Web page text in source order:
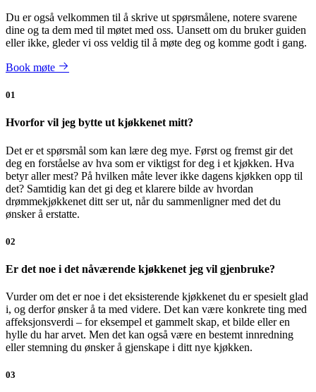
Du er også velkommen til å skrive ut spørsmålene, notere svarene
dine og ta dem med til møtet med oss. Uansett om du bruker guiden
eller ikke, gleder vi oss veldig til å møte deg og komme godt i gang.
Book møte
01
Hvorfor vil jeg bytte ut kjøkkenet mitt?
Det er et spørsmål som kan lære deg mye. Først og fremst gir det
deg en forståelse av hva som er viktigst for deg i et kjøkken. Hva
betyr aller mest? På hvilken måte lever ikke dagens kjøkken opp til
det? Samtidig kan det gi deg et klarere bilde av hvordan
drømmekjøkkenet ditt ser ut, når du sammenligner med det du
ønsker å erstatte.
02
Er det noe i det nåværende kjøkkenet jeg vil gjenbruke?
Vurder om det er noe i det eksisterende kjøkkenet du er spesielt glad
i, og derfor ønsker å ta med videre. Det kan være konkrete ting med
affeksjonsverdi – for eksempel et gammelt skap, et bilde eller en
hylle du har arvet. Men det kan også være en bestemt innredning
eller stemning du ønsker å gjenskape i ditt nye kjøkken.
03